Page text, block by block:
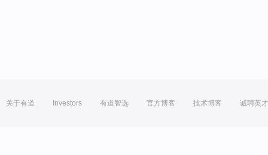
关于有道 Investors 有道智选 官方博客 技术博客 诚聘英才